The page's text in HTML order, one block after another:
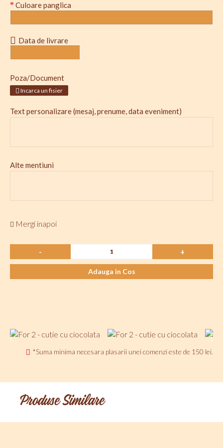
Culoare panglica
Data de livrare
Poza/Document
Incarca un fisier
Text personalizare (mesaj, prenume, data eveniment)
Alte mentiuni
Mergi inapoi
- +
Adauga in Cos
*Suma minima necesara plasarii unei comenzi este de 150 lei.
Produse Similare